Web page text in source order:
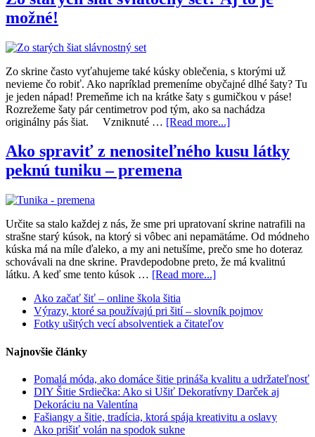
možné!
Zo skrine často vyťahujeme také kúsky oblečenia, s ktorými už
nevieme čo robiť. Ako napríklad premeníme obyčajné dlhé šaty? Tu
je jeden nápad! Premeňme ich na krátke šaty s gumičkou v páse!
Rozrežeme šaty pár centimetrov pod tým, ako sa nachádza
originálny pás šiat. Vzniknuté … [Read more...]
Ako spraviť z nenositeľného kusu látky
peknú tuniku – premena
Určite sa stalo každej z nás, že sme pri upratovaní skrine natrafili na
strašne starý kúsok, na ktorý si vôbec ani nepamätáme. Od módneho
kúska má na míle ďaleko, a my ani netušíme, prečo sme ho doteraz
schovávali na dne skrine. Pravdepodobne preto, že má kvalitnú
látku. A keď sme tento kúsok … [Read more...]
Ako začať šiť – online škola šitia
Výrazy, ktoré sa používajú pri šití – slovník pojmov
Fotky ušitých vecí absolventiek a čitateľov
Najnovšie články
Pomalá móda, ako domáce šitie prináša kvalitu a udržateľnosť
DIY Šitie Srdiečka: Ako si Ušiť Dekoratívny Darček aj
Dekoráciu na Valentína
Fašiangy a šitie, tradícia, ktorá spája kreativitu a oslavy
Ako prišiť volán na spodok sukne